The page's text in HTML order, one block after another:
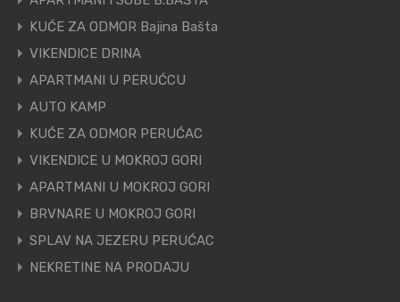
KUĆE ZA ODMOR Bajina Bašta
VIKENDICE DRINA
APARTMANI U PERUĆCU
AUTO KAMP
KUĆE ZA ODMOR PERUĆAC
VIKENDICE U MOKROJ GORI
APARTMANI U MOKROJ GORI
BRVNARE U MOKROJ GORI
SPLAV NA JEZERU PERUĆAC
NEKRETINE NA PRODAJU